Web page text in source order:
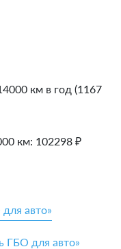
км в год (1167
км: 102298 ₽
авто»
ГБО для авто»